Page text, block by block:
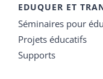
EDUQUER ET
Séminaires pour
Projets éducatifs
Supports